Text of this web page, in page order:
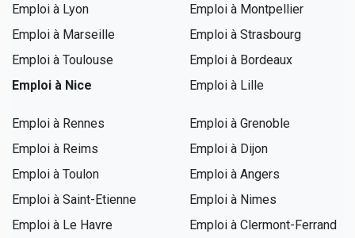
Emploi à Lyon
Emploi à Marseille
Emploi à Toulouse
Emploi à Nice
Emploi à Montpellier
Emploi à Strasbourg
Emploi à Bordeaux
Emploi à Lille
Emploi à Rennes
Emploi à Reims
Emploi à Toulon
Emploi à Saint-Etienne
Emploi à Le Havre
Emploi à Grenoble
Emploi à Dijon
Emploi à Angers
Emploi à Nimes
Emploi à Clermont-Ferrand